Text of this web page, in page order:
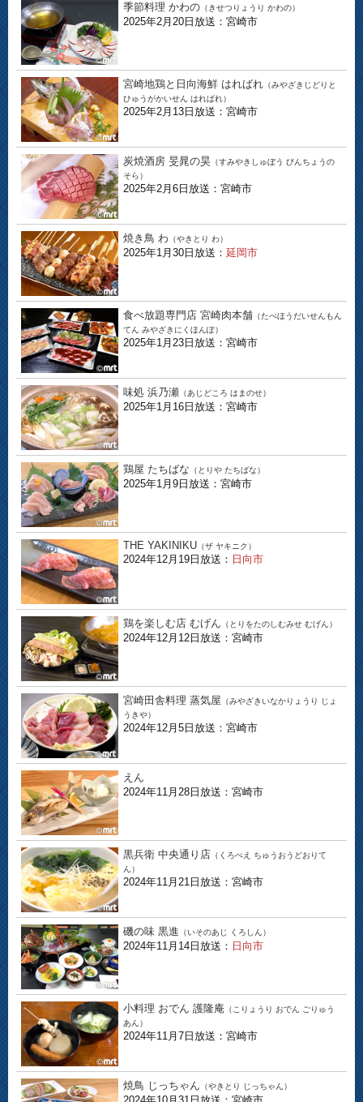
季節料理 かわの （きせつりょうり かわの）
2025年2月20日放送：宮崎市
宮崎地鶏と日向海鮮 はればれ （みやざきじどりと
ひゅうがかいせん はればれ）
2025年2月13日放送：宮崎市
炭焼酒房 旻晁の昊 （すみやきしゅぼう びんちょうの
そら）
2025年2月6日放送：宮崎市
焼き鳥 わ （やきとり わ）
2025年1月30日放送： 延岡市
食べ放題専門店 宮崎肉本舗 （たべほうだいせんもん
てん みやざきにくほんぽ）
2025年1月23日放送：宮崎市
味処 浜乃瀬 （あじどころ はまのせ）
2025年1月16日放送：宮崎市
鶏屋 たちばな （とりや たちばな）
2025年1月9日放送：宮崎市
THE YAKINIKU （ザ ヤキニク）
2024年12月19日放送： 日向市
鶏を楽しむ店 むげん （とりをたのしむみせ むげん）
2024年12月12日放送：宮崎市
宮崎田舎料理 蒸気屋 （みやざきいなかりょうり じょ
うきや）
2024年12月5日放送：宮崎市
えん
2024年11月28日放送：宮崎市
黒兵衛 中央通り店 （くろべえ ちゅうおうどおりて
ん）
2024年11月21日放送：宮崎市
磯の味 黒進 （いそのあじ くろしん）
2024年11月14日放送： 日向市
小料理 おでん 護隆庵 （こりょうり おでん ごりゅう
あん）
2024年11月7日放送：宮崎市
焼鳥 じっちゃん （やきとり じっちゃん）